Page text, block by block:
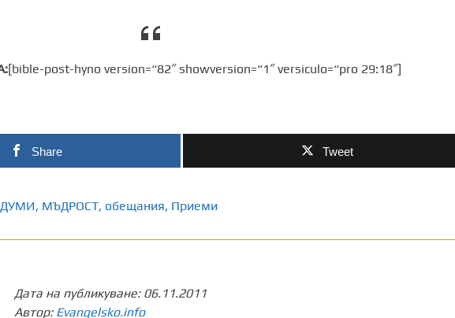
[bible-post-hyno version=“82″ showversion=“1″ versiculo=“pro 29:18″]
Share Tweet
ДУМИ, МЪДРОСТ, обещания, Приеми
Дата на публикуване: 06.11.2011
Автор: Evangelsko.info